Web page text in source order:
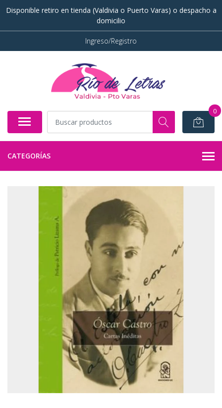
Disponible retiro en tienda (Valdivia o Puerto Varas) o despacho a
domicilio
Ingreso/Registro
0
CATEGORÍAS